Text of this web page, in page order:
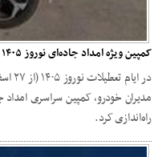
کمپین ویژه امداد جاده‌ای نوروز ۱۴۰۵ شرکت مدیران خودرو (MVM)
مدیران خودرو، کمپین سراسری امداد
راه‌اندازی کرد.